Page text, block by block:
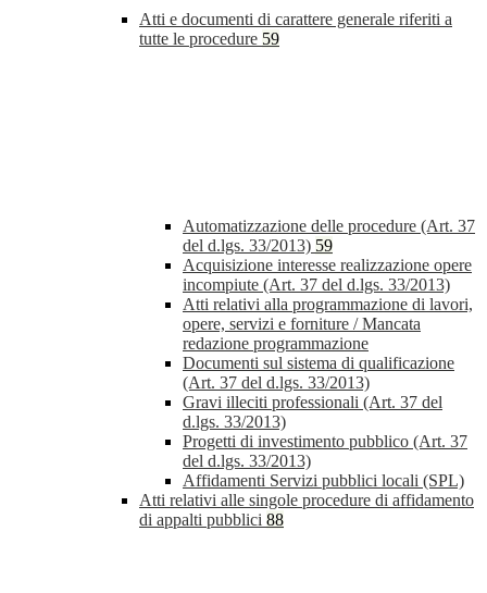
Atti e documenti di carattere generale riferiti a
tutte le procedure 59
Automatizzazione delle procedure (Art. 37
del d.lgs. 33/2013) 59
Acquisizione interesse realizzazione opere
incompiute (Art. 37 del d.lgs. 33/2013)
Atti relativi alla programmazione di lavori,
opere, servizi e forniture / Mancata
redazione programmazione
Documenti sul sistema di qualificazione
(Art. 37 del d.lgs. 33/2013)
Gravi illeciti professionali (Art. 37 del
d.lgs. 33/2013)
Progetti di investimento pubblico (Art. 37
del d.lgs. 33/2013)
Affidamenti Servizi pubblici locali (SPL)
Atti relativi alle singole procedure di affidamento
di appalti pubblici 88